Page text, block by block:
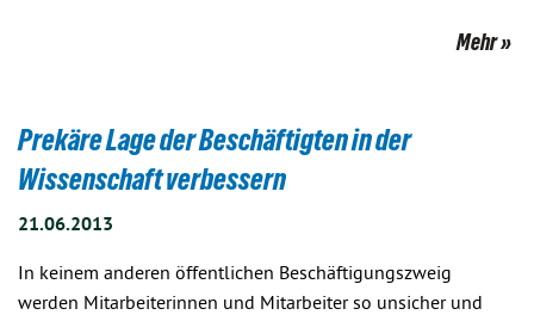
Mehr
Prekäre Lage der Beschäftigten in der
Wissenschaft verbessern
21.06.2013
In keinem anderen öffentlichen Beschäftigungszweig
werden Mitarbeiterinnen und Mitarbeiter so unsicher und